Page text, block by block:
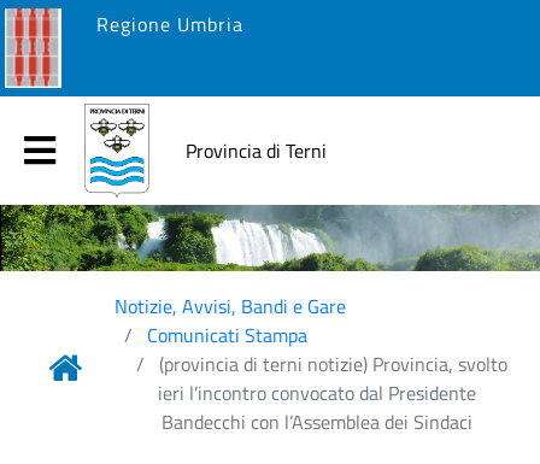
Regione Umbria
Provincia di Terni
Notizie, Avvisi, Bandi e Gare
Comunicati Stampa
(provincia di terni notizie) Provincia, svolto
ieri l’incontro convocato dal Presidente
Bandecchi con l’Assemblea dei Sindaci